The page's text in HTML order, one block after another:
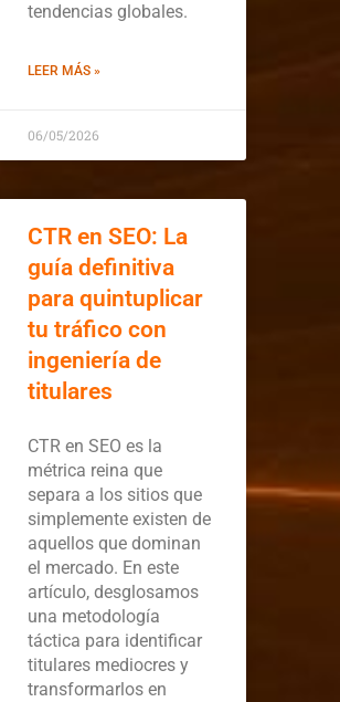
tendencias globales.
LEER MÁS »
06/05/2026
CTR en SEO: La
guía definitiva
para quintuplicar
tu tráfico con
ingeniería de
titulares
CTR en SEO es la
métrica reina que
separa a los sitios que
simplemente existen de
aquellos que dominan
el mercado. En este
artículo, desglosamos
una metodología
táctica para identificar
titulares mediocres y
transformarlos en